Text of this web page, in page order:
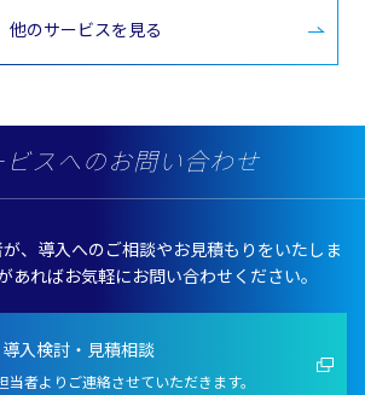
他のサービスを見る
ビスへのお問い合わせ
、導入へのご相談やお見積もりをいたしま
あればお気軽にお問い合わせください。
導入検討・見積相談
当者よりご連絡させていただきます。